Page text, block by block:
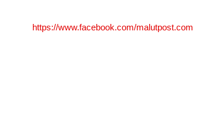
https://www.facebook.com/malutpost.com